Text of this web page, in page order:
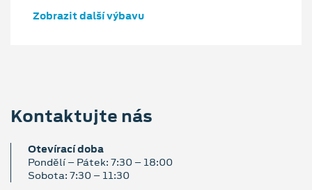
Zobrazit další výbavu
Kontaktujte nás
Otevírací doba
Pondělí – Pátek: 7:30 – 18:00
Sobota: 7:30 – 11:30